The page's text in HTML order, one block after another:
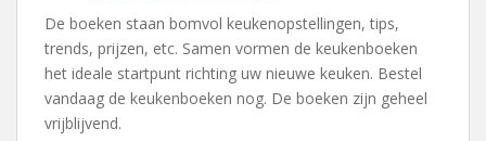
De boeken staan bomvol keukenopstellingen, tips,
trends, prijzen, etc. Samen vormen de keukenboeken
het ideale startpunt richting uw nieuwe keuken. Bestel
vandaag de keukenboeken nog. De boeken zijn geheel
vrijblijvend.